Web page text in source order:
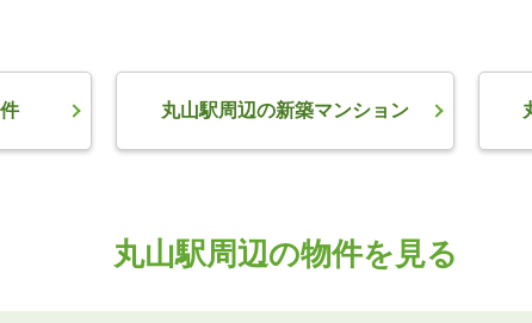
丸山駅周辺の新築マンション
丸山駅周辺の物件を見る